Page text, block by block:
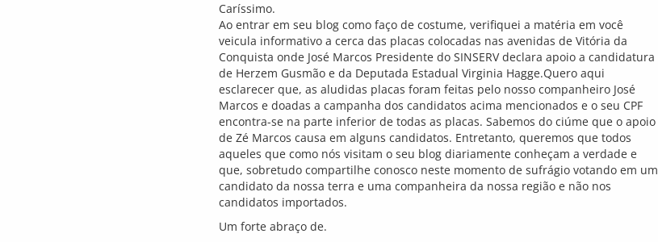
Caríssimo.
Ao entrar em seu blog como faço de costume, verifiquei a matéria em você
veicula informativo a cerca das placas colocadas nas avenidas de Vitória da
Conquista onde José Marcos Presidente do SINSERV declara apoio a candidatura
de Herzem Gusmão e da Deputada Estadual Virginia Hagge.Quero aqui
esclarecer que, as aludidas placas foram feitas pelo nosso companheiro José
Marcos e doadas a campanha dos candidatos acima mencionados e o seu CPF
encontra-se na parte inferior de todas as placas. Sabemos do ciúme que o apoio
de Zé Marcos causa em alguns candidatos. Entretanto, queremos que todos
aqueles que como nós visitam o seu blog diariamente conheçam a verdade e
que, sobretudo compartilhe conosco neste momento de sufrágio votando em um
candidato da nossa terra e uma companheira da nossa região e não nos
candidatos importados.
Um forte abraço de.